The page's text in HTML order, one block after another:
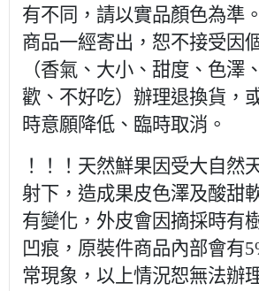
有不同，請以實品顏色為準
商品一經寄出，恕不接受因
（香氣、大小、甜度、色澤
歡、不好吃）辦理退換貨，
時意願降低、臨時取消。
！！！天然鮮果因受大自然
射下，造成果皮色澤及酸甜
有變化，外皮會因摘採時有
凹痕，原裝件商品內部會有
常現象，以上情況恕無法辦